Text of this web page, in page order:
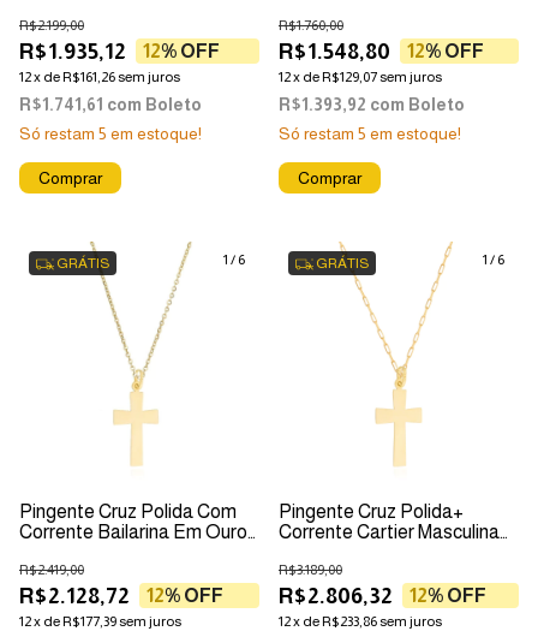
R$1.935,12
R$2.199,00
12% OFF
12x deR$161,26sem juros
R$1.741,61 com Boleto
Só restam 5 em estoque!
R$1.548,80
R$1.760,00
12% OFF
12x deR$129,07sem juros
R$1.393,92 com Boleto
Só restam 5 em estoque!
1 / 6
GRÁTIS
Pingente Cruz Polida Com
Corrente Bailarina Em Ouro
R$2.128,72
R$2.419,00
12% OFF
12x deR$177,39sem juros
1 / 6
GRÁTIS
Pingente Cruz Polida+
Corrente Cartier Masculina
R$2.806,32
R$3.189,00
12% OFF
12x deR$233,86sem juros